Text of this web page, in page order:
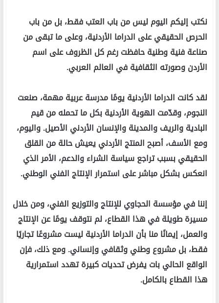
نكتب إليكم اليوم ليس من باب العتب فقط، بل من باب
الحرص الحقيقي على الدراما الأردنية، وعلى ما تبقى من
صناعة فنية وطنية حافظت رغم كل الظروف على اسم
الأردن وصورته الثقافية في العالم العربي.
لقد كانت الدراما الأردنية يومًا مدرسة عربية مهمة، صنعت
النجوم، وقدّمت الهوية الأردنية بكل ما تحمله من قيم
البادية والريف والمدينة والإنسان الأردني الأصيل. واليوم،
ومع الأسف، أصبح المنتج الأردني يعيش حالة من القلق
الحقيقي بسبب تراجع سياسة الشراء والدعم، الأمر الذي
انعكس بشكل مباشر على استمرار الإنتاج الفني الوطني.
إننا في مؤسسة الحجاوي للإنتاج والتوزيع الفني، ومن خلال
مسيرة طويلة في هذا القطاع، لم نتوقف يومًا عن الإنتاج
والعمل، إيمانًا منا بأن الدراما الأردنية ليست مشروعًا تجاريًا
فقط، بل مشروع وطني وثقافي وإنساني. ومع ذلك، فإن
الواقع الحالي بات يفرض تحديات كبيرة تهدد استمرارية
هذا القطاع بالكامل.